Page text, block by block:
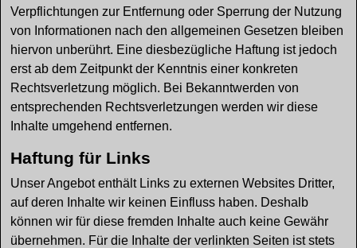
Verpflichtungen zur Entfernung oder Sperrung der Nutzung
von Informationen nach den allgemeinen Gesetzen bleiben
hiervon unberührt. Eine diesbezügliche Haftung ist jedoch
erst ab dem Zeitpunkt der Kenntnis einer konkreten
Rechtsverletzung möglich. Bei Bekanntwerden von
entsprechenden Rechtsverletzungen werden wir diese
Inhalte umgehend entfernen.
Haftung für Links
Unser Angebot enthält Links zu externen Websites Dritter,
auf deren Inhalte wir keinen Einfluss haben. Deshalb
können wir für diese fremden Inhalte auch keine Gewähr
übernehmen. Für die Inhalte der verlinkten Seiten ist stets